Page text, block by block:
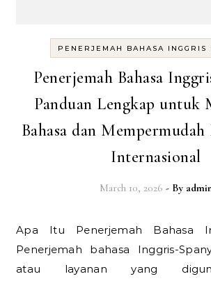
PENERJEMAH BAHASA INGGRIS
Penerjemah Bahasa
Panduan Lengkap untuk
Bahasa dan
Internasional
March 10, 2026 - By
Apa Itu Penerjemah Bahasa Inggris-Spanyol?
Penerjemah bahasa Inggris-
atau layanan yang